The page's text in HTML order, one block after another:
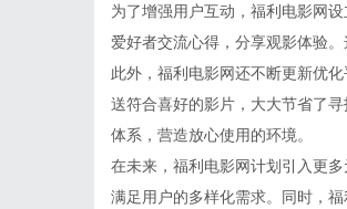
为了增强用户互动，福利电影网
爱好者交流心得，分享观影体验
此外，福利电影网还不断更新优
送符合喜好的影片，大大节省了
体系，营造放心使用的环境。
在未来，福利电影网计划引入更
满足用户的多样化需求。同时，